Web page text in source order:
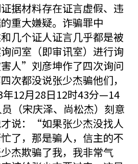
证据材料存在证言虚假、违
重大嫌疑。诈骗罪中
几个证人证言几乎都是被
问室（即审讯室）进行询
人”刘彦坤作了四次询问
次都没说张少杰骗他们，
年12月28日12时43分—14
（宋庆泽、尚松杰）刻意
说：“如果张少杰没找人
了，那是骗人，信主的不
杰欺骗了我，我非常气